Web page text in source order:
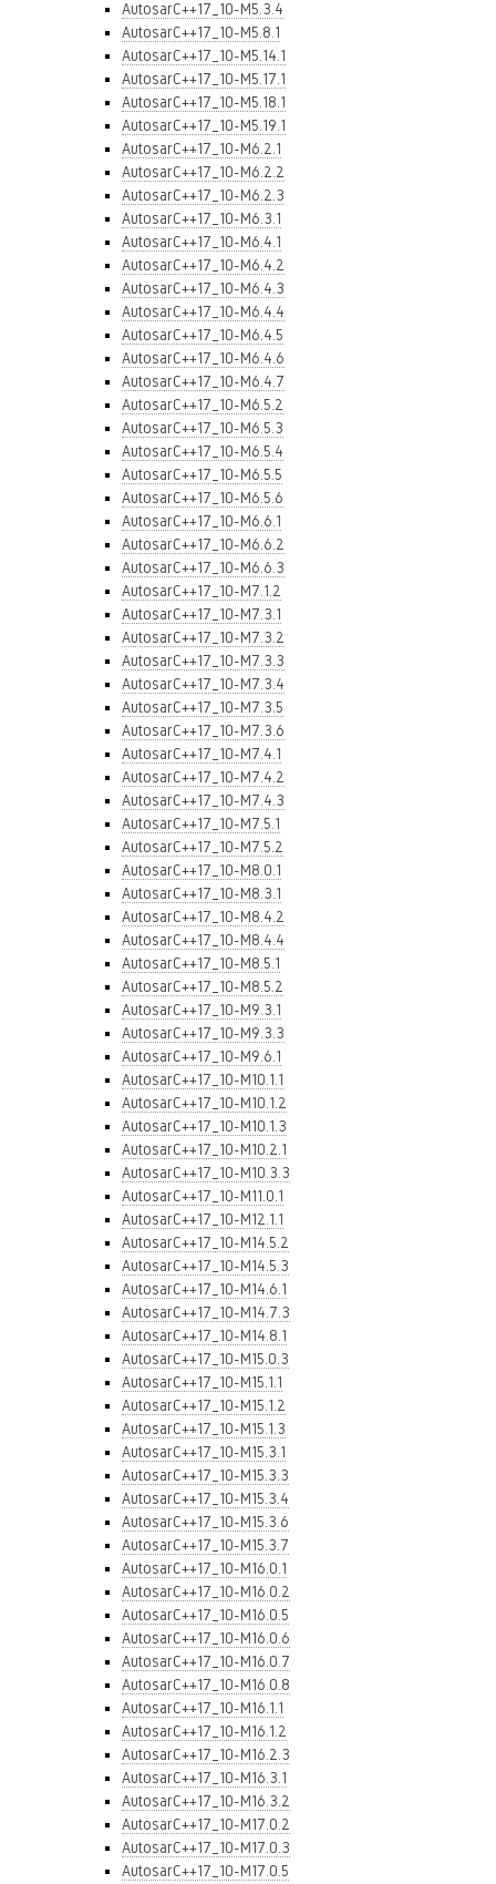
AutosarC++17_10-M5.3.4
AutosarC++17_10-M5.8.1
AutosarC++17_10-M5.14.1
AutosarC++17_10-M5.17.1
AutosarC++17_10-M5.18.1
AutosarC++17_10-M5.19.1
AutosarC++17_10-M6.2.1
AutosarC++17_10-M6.2.2
AutosarC++17_10-M6.2.3
AutosarC++17_10-M6.3.1
AutosarC++17_10-M6.4.1
AutosarC++17_10-M6.4.2
AutosarC++17_10-M6.4.3
AutosarC++17_10-M6.4.4
AutosarC++17_10-M6.4.5
AutosarC++17_10-M6.4.6
AutosarC++17_10-M6.4.7
AutosarC++17_10-M6.5.2
AutosarC++17_10-M6.5.3
AutosarC++17_10-M6.5.4
AutosarC++17_10-M6.5.5
AutosarC++17_10-M6.5.6
AutosarC++17_10-M6.6.1
AutosarC++17_10-M6.6.2
AutosarC++17_10-M6.6.3
AutosarC++17_10-M7.1.2
AutosarC++17_10-M7.3.1
AutosarC++17_10-M7.3.2
AutosarC++17_10-M7.3.3
AutosarC++17_10-M7.3.4
AutosarC++17_10-M7.3.5
AutosarC++17_10-M7.3.6
AutosarC++17_10-M7.4.1
AutosarC++17_10-M7.4.2
AutosarC++17_10-M7.4.3
AutosarC++17_10-M7.5.1
AutosarC++17_10-M7.5.2
AutosarC++17_10-M8.0.1
AutosarC++17_10-M8.3.1
AutosarC++17_10-M8.4.2
AutosarC++17_10-M8.4.4
AutosarC++17_10-M8.5.1
AutosarC++17_10-M8.5.2
AutosarC++17_10-M9.3.1
AutosarC++17_10-M9.3.3
AutosarC++17_10-M9.6.1
AutosarC++17_10-M10.1.1
AutosarC++17_10-M10.1.2
AutosarC++17_10-M10.1.3
AutosarC++17_10-M10.2.1
AutosarC++17_10-M10.3.3
AutosarC++17_10-M11.0.1
AutosarC++17_10-M12.1.1
AutosarC++17_10-M14.5.2
AutosarC++17_10-M14.5.3
AutosarC++17_10-M14.6.1
AutosarC++17_10-M14.7.3
AutosarC++17_10-M14.8.1
AutosarC++17_10-M15.0.3
AutosarC++17_10-M15.1.1
AutosarC++17_10-M15.1.2
AutosarC++17_10-M15.1.3
AutosarC++17_10-M15.3.1
AutosarC++17_10-M15.3.3
AutosarC++17_10-M15.3.4
AutosarC++17_10-M15.3.6
AutosarC++17_10-M15.3.7
AutosarC++17_10-M16.0.1
AutosarC++17_10-M16.0.2
AutosarC++17_10-M16.0.5
AutosarC++17_10-M16.0.6
AutosarC++17_10-M16.0.7
AutosarC++17_10-M16.0.8
AutosarC++17_10-M16.1.1
AutosarC++17_10-M16.1.2
AutosarC++17_10-M16.2.3
AutosarC++17_10-M16.3.1
AutosarC++17_10-M16.3.2
AutosarC++17_10-M17.0.2
AutosarC++17_10-M17.0.3
AutosarC++17_10-M17.0.5